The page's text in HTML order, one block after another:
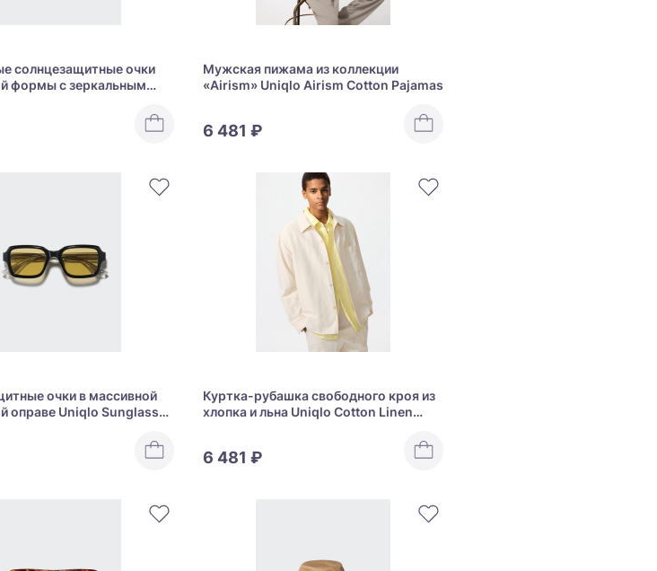
солнцезащитные очки
формы с зеркальным
Мужская пижама из коллекции
«Airism» Uniqlo Airism Cotton Pajamas
6 481 ₽
очки в массивной
оправе Uniqlo Sunglasses
Куртка-рубашка свободного кроя из
хлопка и льна Uniqlo Cotton Linen
6 481 ₽